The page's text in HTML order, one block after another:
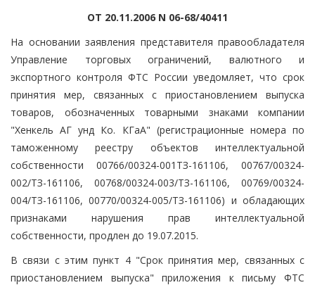
ОТ 20.11.2006 N 06-68/40411
На основании заявления представителя правообладателя
Управление торговых ограничений, валютного и
экспортного контроля ФТС России уведомляет, что срок
принятия мер, связанных с приостановлением выпуска
товаров, обозначенных товарными знаками компании
"Хенкель АГ унд Ко. КГаА" (регистрационные номера по
таможенному реестру объектов интеллектуальной
собственности 00766/00324-001ТЗ-161106, 00767/00324-
002/ТЗ-161106, 00768/00324-003/ТЗ-161106, 00769/00324-
004/ТЗ-161106, 00770/00324-005/ТЗ-161106) и обладающих
признаками нарушения прав интеллектуальной
собственности, продлен до 19.07.2015.
В связи с этим пункт 4 "Срок принятия мер, связанных с
приостановлением выпуска" приложения к письму ФТС